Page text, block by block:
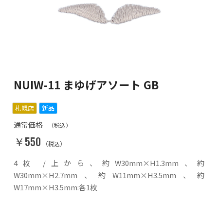
NUIW-11 まゆげアソート GB
札幌店 新品
通常価格 （税込）
￥550 （税込）
4枚 /上から、約W30mm×H1.3mm、約
W30mm×H2.7mm、約W11mm×H3.5mm、約
W17mm×H3.5mm:各1枚